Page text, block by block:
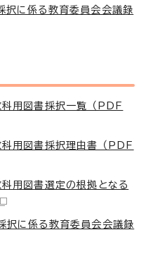
に係る教育委員会会議録
用図書採択一覧 （PDF
用図書採択理由書 （PDF
用図書選定の根拠となる
択に係る教育委員会会議録